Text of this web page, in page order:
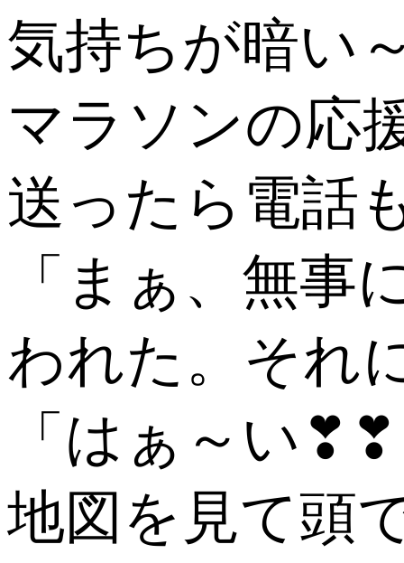
気持ちが暗い
マラソンの応
送ったら電話
「まぁ、無
われた。それ
「はぁ～い
地図を見て頭